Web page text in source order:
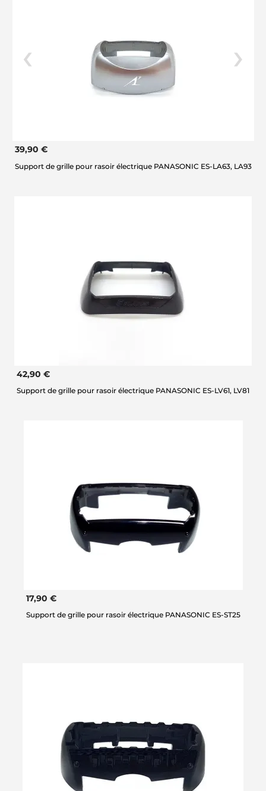
39,90 €
Support de grille pour rasoir électrique PANASONIC ES-LA63, LA93
42,90 €
Support de grille pour rasoir électrique PANASONIC ES-LV61, LV81
17,90 €
Support de grille pour rasoir électrique PANASONIC ES-ST25